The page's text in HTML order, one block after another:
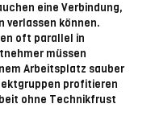
eine Verbindung,
verlassen können.
oft parallel in
müssen
Arbeitsplatz sauber
profitieren
ohne Technikfrust